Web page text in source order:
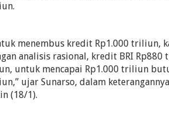
menembus kredit Rp1.000 triliun,
analisis rasional, kredit BRI
untuk mencapai Rp1.000 triliun
ujar Sunarso, dalam
(18/1).